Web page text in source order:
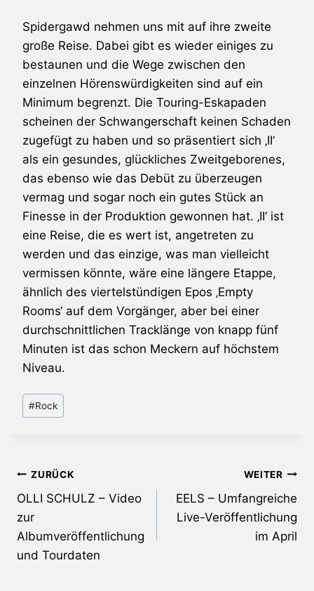
Spidergawd nehmen uns mit auf ihre zweite
große Reise. Dabei gibt es wieder einiges zu
bestaunen und die Wege zwischen den
einzelnen Hörenswürdigkeiten sind auf ein
Minimum begrenzt. Die Touring-Eskapaden
scheinen der Schwangerschaft keinen Schaden
zugefügt zu haben und so präsentiert sich ‚II‘
als ein gesundes, glückliches Zweitgeborenes,
das ebenso wie das Debüt zu überzeugen
vermag und sogar noch ein gutes Stück an
Finesse in der Produktion gewonnen hat. ‚II‘ ist
eine Reise, die es wert ist, angetreten zu
werden und das einzige, was man vielleicht
vermissen könnte, wäre eine längere Etappe,
ähnlich des viertelstündigen Epos ‚Empty
Rooms‘ auf dem Vorgänger, aber bei einer
durchschnittlichen Tracklänge von knapp fünf
Minuten ist das schon Meckern auf höchstem
Niveau.
Schlagworte:
#Rock
Beitragsnavigation
ZURÜCK
OLLI SCHULZ – Video
zur
Albumveröffentlichung
und Tourdaten
WEITER
EELS – Umfangreiche
Live-Veröffentlichung
im April